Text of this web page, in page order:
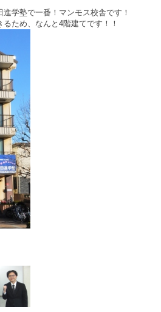
学塾で一番！マンモス校舎です！
ため、なんと4階建てです！！